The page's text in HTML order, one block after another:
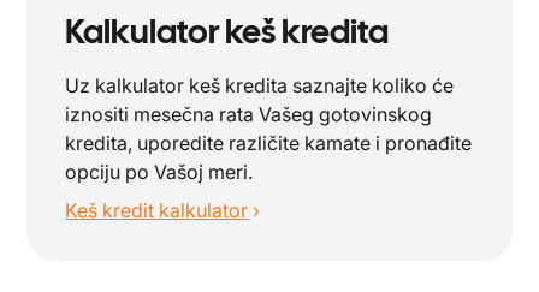
Kalkulator keš kredita
Uz kalkulator keš kredita saznajte koliko će
iznositi mesečna rata Vašeg gotovinskog
kredita, uporedite različite kamate i pronađite
opciju po Vašoj meri.
Keš kredit kalkulator ›